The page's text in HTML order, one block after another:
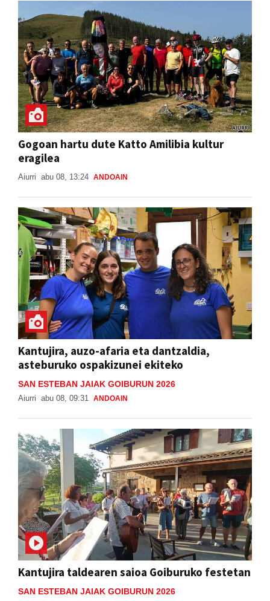
Gogoan hartu dute Katto Amilibia kultur
eragilea
Aiurri abu 08, 13:24 ANDOAIN
Kantujira, auzo-afaria eta dantzaldia,
asteburuko ospakizunei ekiteko
SAN ESTEBAN JAIAK GOIBURUN 2026
Aiurri abu 08, 09:31 ANDOAIN
Kantujira taldearen saioa Goiburuko festetan
SAN ESTEBAN JAIAK GOIBURUN 2026